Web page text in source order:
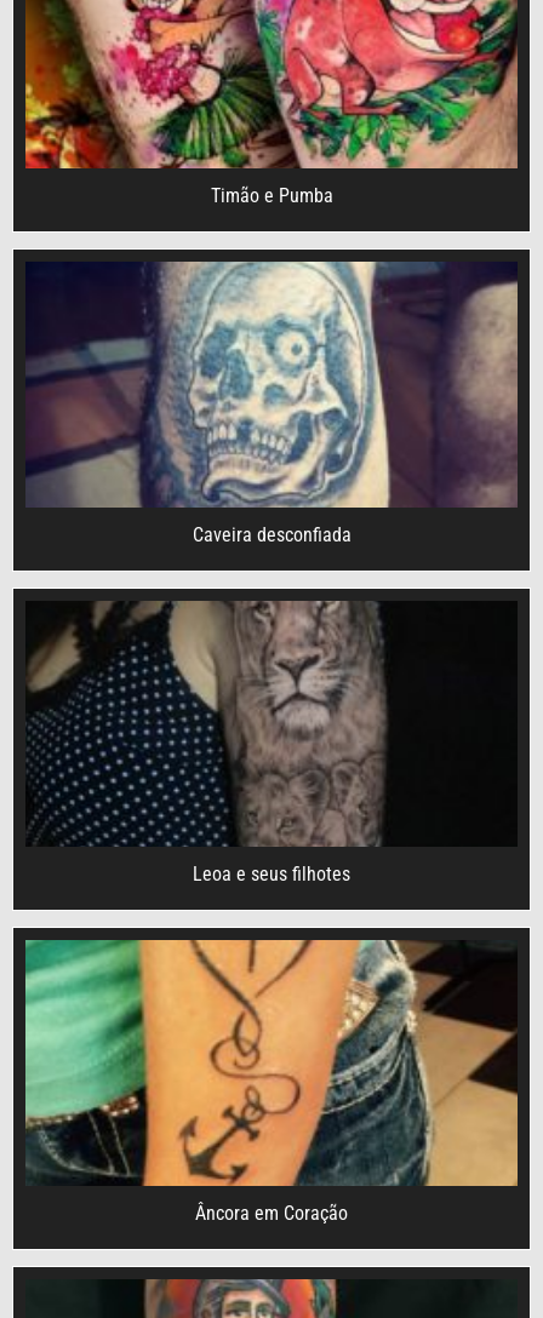
Timão e Pumba
Caveira desconfiada
Leoa e seus filhotes
Âncora em Coração